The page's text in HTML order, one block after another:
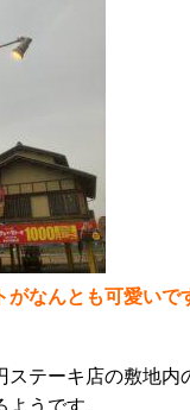
がなんとも可愛いで
ステーキ店の敷地内
うです。